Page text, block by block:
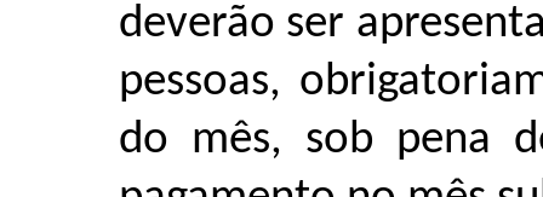
deverão ser
pessoas,
do mês, sob pena